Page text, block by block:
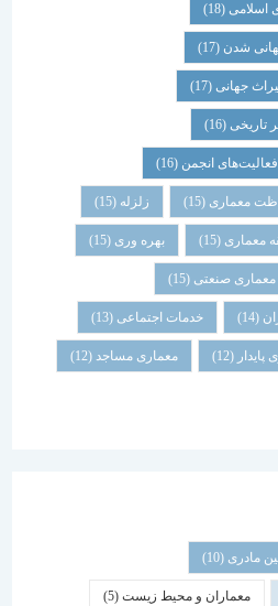
(18)
(17)
(17)
(16)
انجمن(16)
(15) زلزله
(15) بهره وری(15)
صنعتی(15)
خدمات اجتماعی (13)
(12) معماری مساجد(12)
(10)
و محیط زیست(5)